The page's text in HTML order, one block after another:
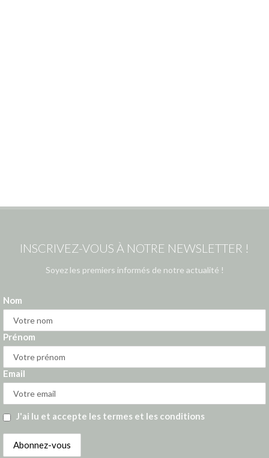
INSCRIVEZ-VOUS À NOTRE NEWSLETTER !
Soyez les premiers informés de notre actualité !
Nom
Prénom
Email
J'ai lu et accepte les termes et les conditions